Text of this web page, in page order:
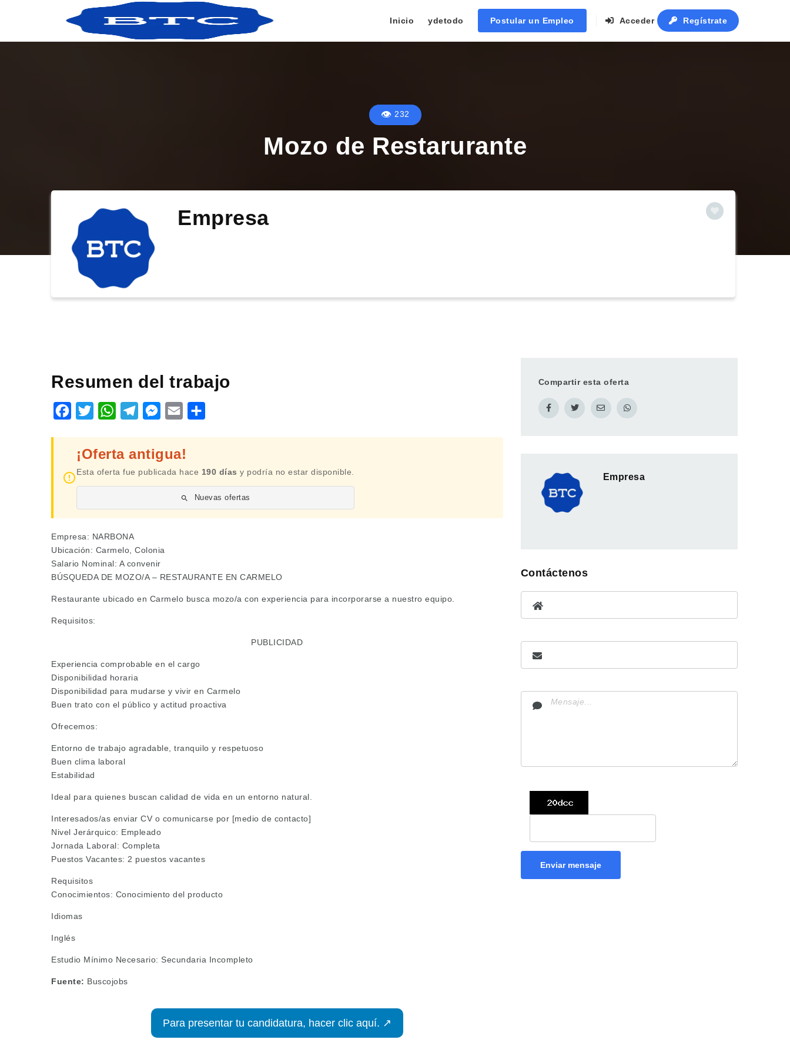
Inicio ydetodo Postular un Empleo Acceder Regístrate
232
Mozo de Restarurante
Empresa
Resumen del trabajo
Facebook
TwitterWhatsAppTelegramMessenger
Email
¡Oferta antigua!
Esta oferta fue publicada hace 190 días y podría no estar disponible.
Nuevas ofertas
Empresa: NARBONA
Ubicación: Carmelo, Colonia
Salario Nominal: A convenir
BÚSQUEDA DE MOZO/A – RESTAURANTE EN CARMELO
Restaurante ubicado en Carmelo busca mozo/a con experiencia para incorporarse a nuestro equipo.
Requisitos:
PUBLICIDAD
Experiencia comprobable en el cargo
Disponibilidad horaria
Disponibilidad para mudarse y vivir en Carmelo
Buen trato con el público y actitud proactiva
Ofrecemos:
Entorno de trabajo agradable, tranquilo y respetuoso
Buen clima laboral
Estabilidad
Ideal para quienes buscan calidad de vida en un entorno natural.
Interesados/as enviar CV o comunicarse por [medio de contacto]
Nivel Jerárquico: Empleado
Jornada Laboral: Completa
Puestos Vacantes: 2 puestos vacantes
Requisitos
Conocimientos: Conocimiento del producto
Idiomas
Inglés
Estudio Mínimo Necesario: Secundaria Incompleto
Fuente: Buscojobs
Para presentar tu candidatura, hacer clic aquí. ↗
Compartir esta oferta
Empresa
Contáctenos
Enviar mensaje